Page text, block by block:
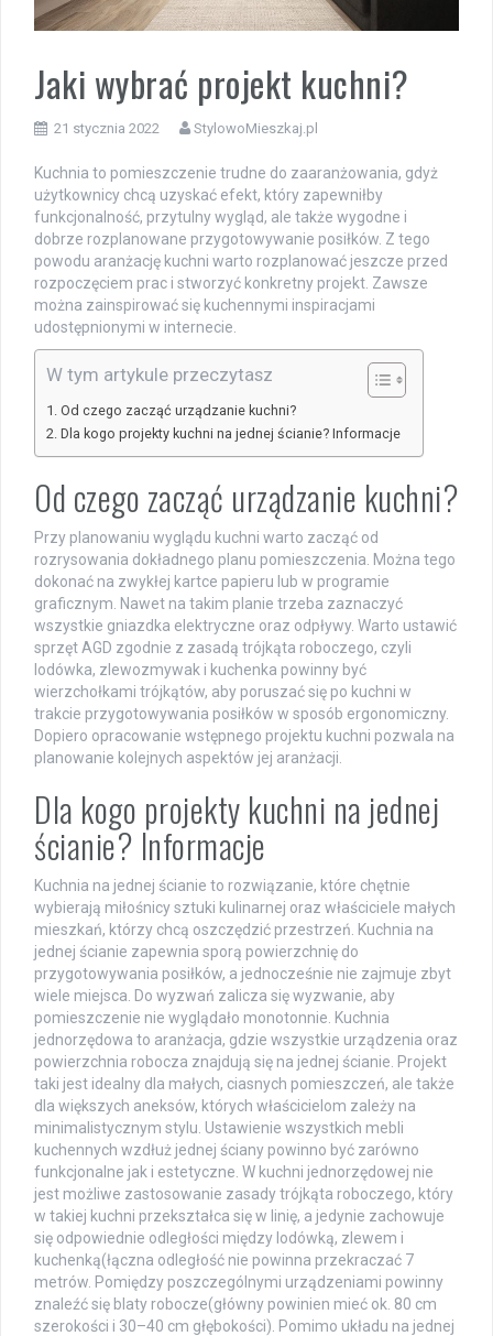
Jaki wybrać projekt kuchni?
21 stycznia 2022 StylowoMieszkaj.pl
Kuchnia to pomieszczenie trudne do zaaranżowania, gdyż
użytkownicy chcą uzyskać efekt, który zapewniłby
funkcjonalność, przytulny wygląd, ale także wygodne i
dobrze rozplanowane przygotowywanie posiłków. Z tego
powodu aranżację kuchni warto rozplanować jeszcze przed
rozpoczęciem prac i stworzyć konkretny projekt. Zawsze
można zainspirować się kuchennymi inspiracjami
udostępnionymi w internecie.
W tym artykule przeczytasz
Od czego zacząć urządzanie kuchni?
Dla kogo projekty kuchni na jednej ścianie? Informacje
Od czego zacząć urządzanie kuchni?
Przy planowaniu wyglądu kuchni warto zacząć od
rozrysowania dokładnego planu pomieszczenia. Można tego
dokonać na zwykłej kartce papieru lub w programie
graficznym. Nawet na takim planie trzeba zaznaczyć
wszystkie gniazdka elektryczne oraz odpływy. Warto ustawić
sprzęt AGD zgodnie z zasadą trójkąta roboczego, czyli
lodówka, zlewozmywak i kuchenka powinny być
wierzchołkami trójkątów, aby poruszać się po kuchni w
trakcie przygotowywania posiłków w sposób ergonomiczny.
Dopiero opracowanie wstępnego projektu kuchni pozwala na
planowanie kolejnych aspektów jej aranżacji.
Dla kogo projekty kuchni na jednej
ścianie? Informacje
Kuchnia na jednej ścianie to rozwiązanie, które chętnie
wybierają miłośnicy sztuki kulinarnej oraz właściciele małych
mieszkań, którzy chcą oszczędzić przestrzeń. Kuchnia na
jednej ścianie zapewnia sporą powierzchnię do
przygotowywania posiłków, a jednocześnie nie zajmuje zbyt
wiele miejsca. Do wyzwań zalicza się wyzwanie, aby
pomieszczenie nie wyglądało monotonnie. Kuchnia
jednorzędowa to aranżacja, gdzie wszystkie urządzenia oraz
powierzchnia robocza znajdują się na jednej ścianie. Projekt
taki jest idealny dla małych, ciasnych pomieszczeń, ale także
dla większych aneksów, których właścicielom zależy na
minimalistycznym stylu. Ustawienie wszystkich mebli
kuchennych wzdłuż jednej ściany powinno być zarówno
funkcjonalne jak i estetyczne. W kuchni jednorzędowej nie
jest możliwe zastosowanie zasady trójkąta roboczego, który
w takiej kuchni przekształca się w linię, a jedynie zachowuje
się odpowiednie odległości między lodówką, zlewem i
kuchenką(łączna odległość nie powinna przekraczać 7
metrów. Pomiędzy poszczególnymi urządzeniami powinny
znaleźć się blaty robocze(główny powinien mieć ok. 80 cm
szerokości i 30–40 cm głębokości). Pomimo układu na jednej